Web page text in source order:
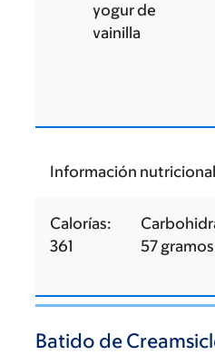
yogur de
vainilla
Información
Calorías:
361
57 gramos
Batido de